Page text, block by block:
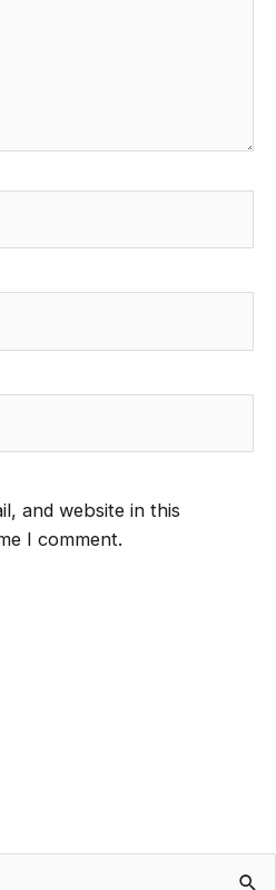
and website in this
I comment.